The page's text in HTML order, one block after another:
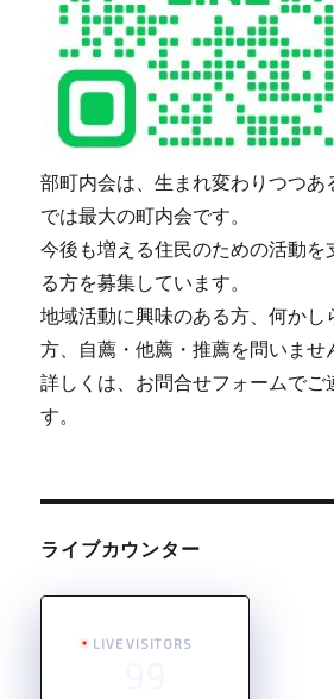
部町内会は、生まれ変わりつつあ
では最大の町内会です。
今後も増える住民のための活動を
る方を募集しています。
地域活動に興味のある方、何かし
方、自薦・他薦・推薦を問いませ
詳しくは、お問合せフォームでご
す。
ライブカウンター
LIVE VISITORS